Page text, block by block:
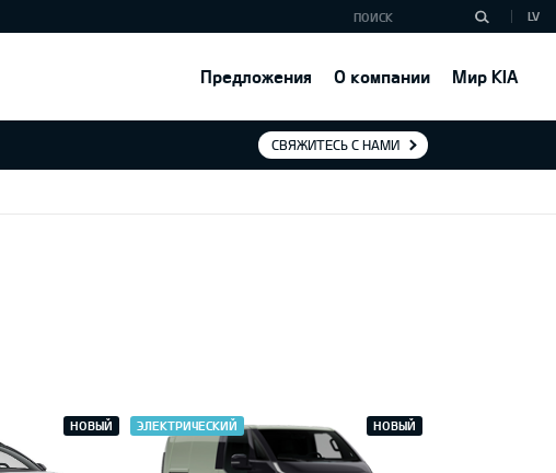
Предложения О компании Мир KIA
LV
СВЯЖИТЕСЬ С НАМИ
НОВЫЙ ЭЛЕКТРИЧЕСКИЙ НОВЫЙ